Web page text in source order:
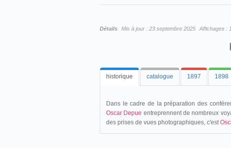
Détails Mis à jour : 23 septembre 2025 Affichages :
historique catalogue 1897 1898
Dans le cadre de la préparation des
Oscar Depue entreprennent de nombreux
des prises de vues photographiques, c'est